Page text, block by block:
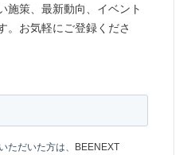
施策、最新動向、イベント
。お気軽にご登録くださ